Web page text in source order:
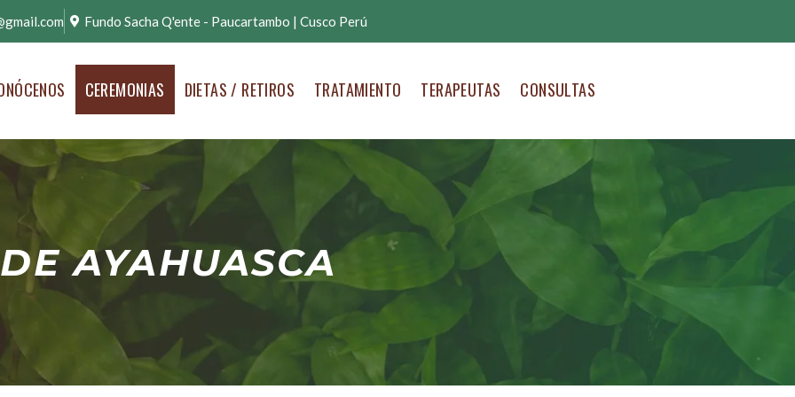
Fundo Sacha Q'ente - Paucartambo | Cusco Perú
CEREMONIAS DIETAS / RETIROS TRATAMIENTO TERAPEUTAS CONSULTAS
AYAHUASCA